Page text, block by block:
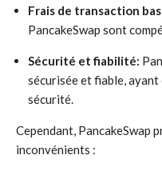
Frais de transaction
PancakeSwap sont
Sécurité et fiabilité:
sécurisée et fiable,
sécurité.
Cependant, PancakeSwap
inconvénients :